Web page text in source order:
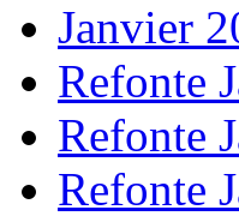
Janvier
Refonte
Refonte
Refonte